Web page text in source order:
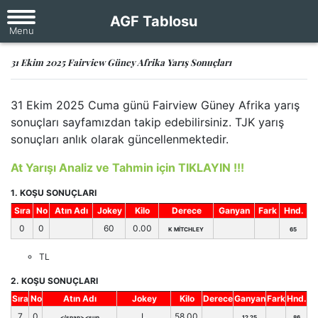
AGF Tablosu
31 Ekim 2025 Fairview Güney Afrika Yarış Sonuçları
31 Ekim 2025 Cuma günü Fairview Güney Afrika yarış
sonuçları sayfamızdan takip edebilirsiniz. TJK yarış
sonuçları anlık olarak güncellenmektedir.
At Yarışı Analiz ve Tahmin için TIKLAYIN !!!
1. KOŞU SONUÇLARI
Sıra No Atın Adı Jokey Kilo Derece Ganyan Fark
Hnd.
0
0 60 0.00 K MİTCHLEY 65
TL
2. KOŞU SONUÇLARI
Sıra No Atın Adı Jokey Kilo DereceGanyanFarkHnd.